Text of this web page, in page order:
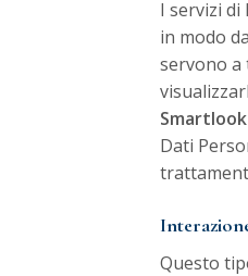
I servizi
in modo
servono a
Dati
Questo